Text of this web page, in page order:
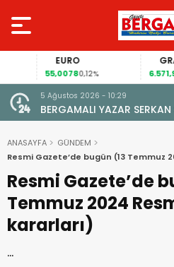
EURO
55,00780,12% 6.571,98
5 Ağustos 2026 - 10:29
BERGAMALI YAZAR
KİTAP: “PERGAMON’DAN
ANASAYFA
GÜNDEM
Resmi Gazete’de bugün (13 Temmuz
Resmi Gazete’de
Temmuz 2024
kararları)
…